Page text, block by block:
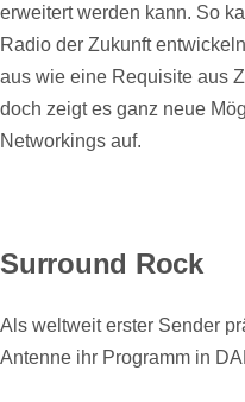
erweitert werden kann. So
Radio der Zukunft
aus wie eine Requisite aus
doch zeigt es ganz neue
Networkings auf.
Surround Rock
Als weltweit erster Sender
Antenne ihr Programm in